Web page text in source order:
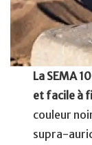
La SEMA
et facile à
couleur
supra-